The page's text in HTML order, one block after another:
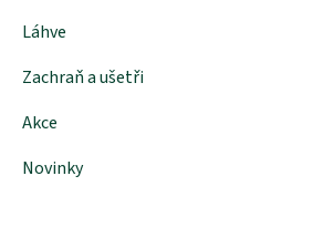
Láhve
Zachraň a ušetři
Akce
Novinky